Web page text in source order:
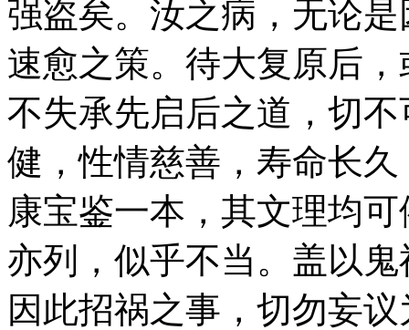
强盗矣。汝之病，无论
速愈之策。待大复原后
不失承先启后之道，切
健，性情慈善，寿命长
康宝鉴一本，其文理均
亦列，似乎不当。盖以
因此招祸之事，切勿妄